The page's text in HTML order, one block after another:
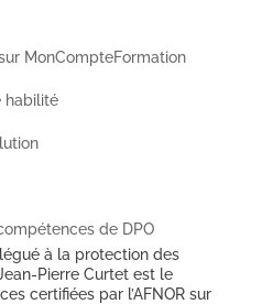
MonCompteFormation
habilité
de DPO
à la protection des
Pierre Curtet est le
certifiées par l’AFNOR sur